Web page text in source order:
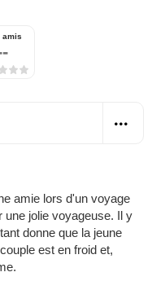
amis
amie lors d'un voyage
une jolie voyageuse. Il y
donne que la jeune
est en froid et,